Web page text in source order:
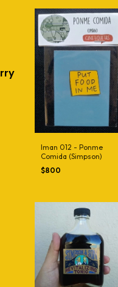
Iman 012 - Ponme
Comida (Simpson)
$800